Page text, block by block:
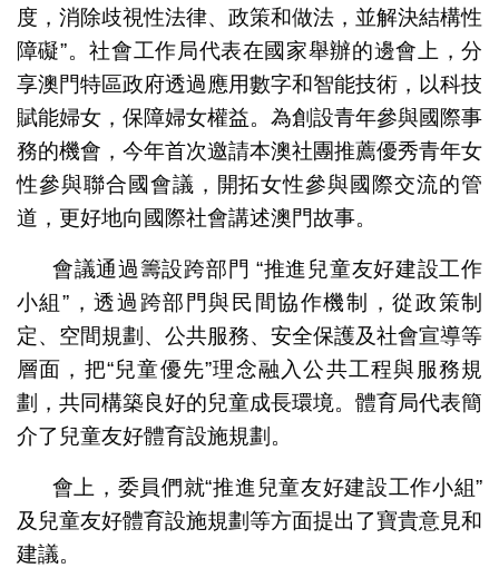
度，消除歧視性法律、政策和做法，並解決結構性
障礙”。社會工作局代表在國家舉辦的邊會上，分
享澳門特區政府透過應用數字和智能技術，以科技
賦能婦女，保障婦女權益。為創設青年參與國際事
務的機會，今年首次邀請本澳社團推薦優秀青年女
性參與聯合國會議，開拓女性參與國際交流的管
道，更好地向國際社會講述澳門故事。
會議通過籌設跨部門 “推進兒童友好建設工作
小組”，透過跨部門與民間協作機制，從政策制
定、空間規劃、公共服務、安全保護及社會宣導等
層面，把“兒童優先”理念融入公共工程與服務規
劃，共同構築良好的兒童成長環境。體育局代表簡
介了兒童友好體育設施規劃。
會上，委員們就“推進兒童友好建設工作小組”
及兒童友好體育設施規劃等方面提出了寶貴意見和
建議。